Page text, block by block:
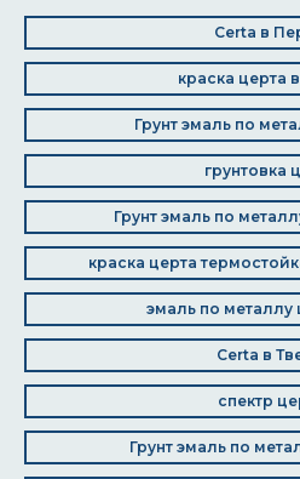
Certa в
краска церта
Грунт эмаль по
грунтовка
Грунт эмаль по
краска церта
эмаль по металлу
Certa в
спектр
Грунт эмаль по